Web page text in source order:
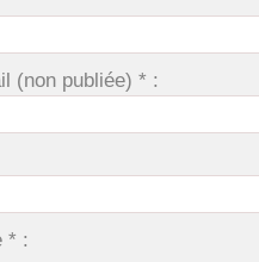
(non publiée) * :
* :